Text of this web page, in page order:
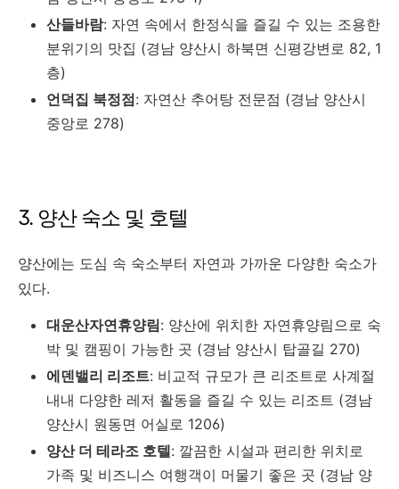
산들바람: 자연 속에서 한정식을 즐길 수 있는 조용한
분위기의 맛집 (경남 양산시 하북면 신평강변로 82, 1
층)
언덕집 북정점: 자연산 추어탕 전문점 (경남 양산시
중앙로 278)
3. 양산 숙소 및 호텔
양산에는 도심 속 숙소부터 자연과 가까운 다양한 숙소가
있다.
대운산자연휴양림: 양산에 위치한 자연휴양림으로 숙
박 및 캠핑이 가능한 곳 (경남 양산시 탑골길 270)
에덴밸리 리조트: 비교적 규모가 큰 리조트로 사계절
내내 다양한 레저 활동을 즐길 수 있는 리조트 (경남
양산시 원동면 어실로 1206)
양산 더 테라조 호텔: 깔끔한 시설과 편리한 위치로
가족 및 비즈니스 여행객이 머물기 좋은 곳 (경남 양